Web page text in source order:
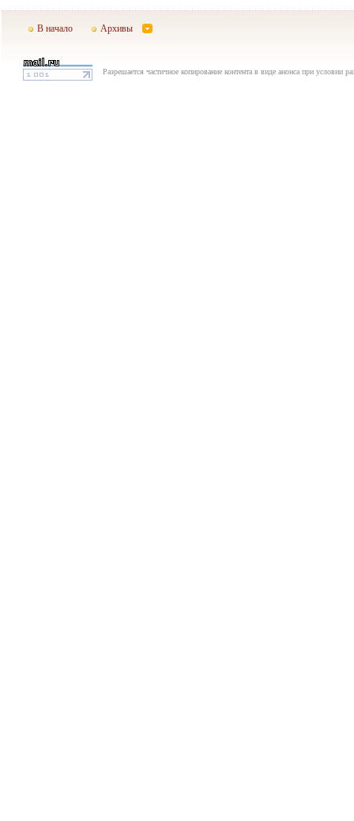
В начало Архивы
Разрешается частичное копирование контента в виде анонса при условии